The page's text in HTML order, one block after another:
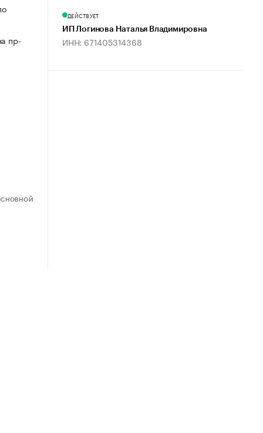
пр-
ДЕЙСТВУЕТ
ИП Логинова Наталья Владимировна
ИНН: 671405314368